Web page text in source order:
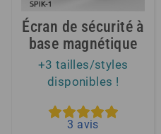
Écran de sécurité à
base magnétique
+3 tailles/styles
disponibles !
3 avis